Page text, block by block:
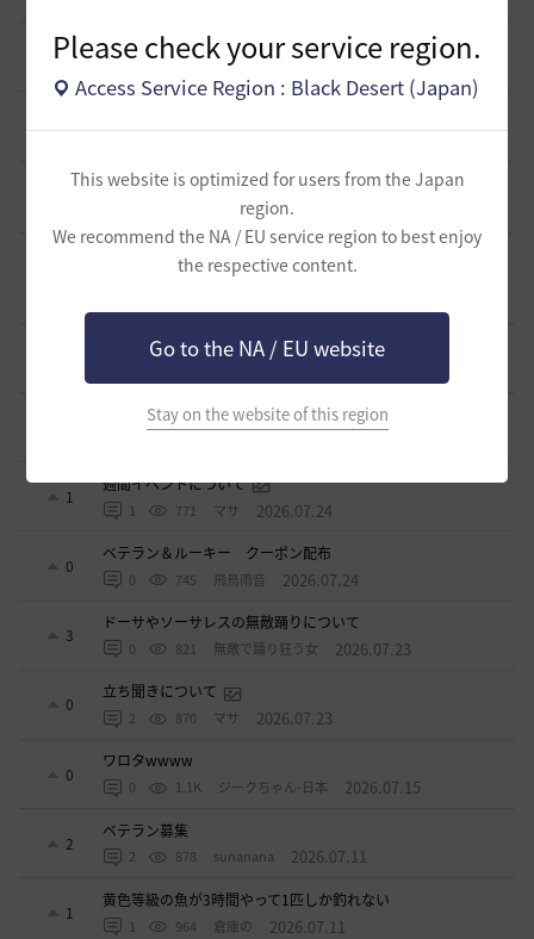
Please check your service region.
Access Service Region : Black Desert (Japan)
This website is optimized for users from the Japan
region.
We recommend the NA / EU service region to best enjoy
the respective content.
Go to the NA / EU website
Stay on the website of this region
0
取引所の購入の仕方について
歩くマシュマロ-日本
9
止まらない超高速成長、HYPERBOOST
黒い砂漠 6 日前
【ギルド名声】2026ハイデル宴会スクショ【どうなる？】
（2026年ギルド名声アプデリンク追記）
「怪しい袋」
波に乗って流れ着いた宝の地図の場所
1
週間イベントについて
1 771 マサ 2026.07.24
0
ベテラン＆ルーキー クーポン配布
0 745 飛鳥雨音 2026.07.24
3
ドーサやソーサレスの無敵踊りについて
0 821 無敵で踊り狂う女 2026.07.23
0
立ち聞きについて
2 870 マサ 2026.07.23
0
ワロタwwww
0 1.1K ジークちゃん-日本 2026.07.15
2
ベテラン募集
2 878 sunanana 2026.07.11
1
黄色等級の魚が3時間やって1匹しか釣れない
1 964 倉庫の 2026.07.11